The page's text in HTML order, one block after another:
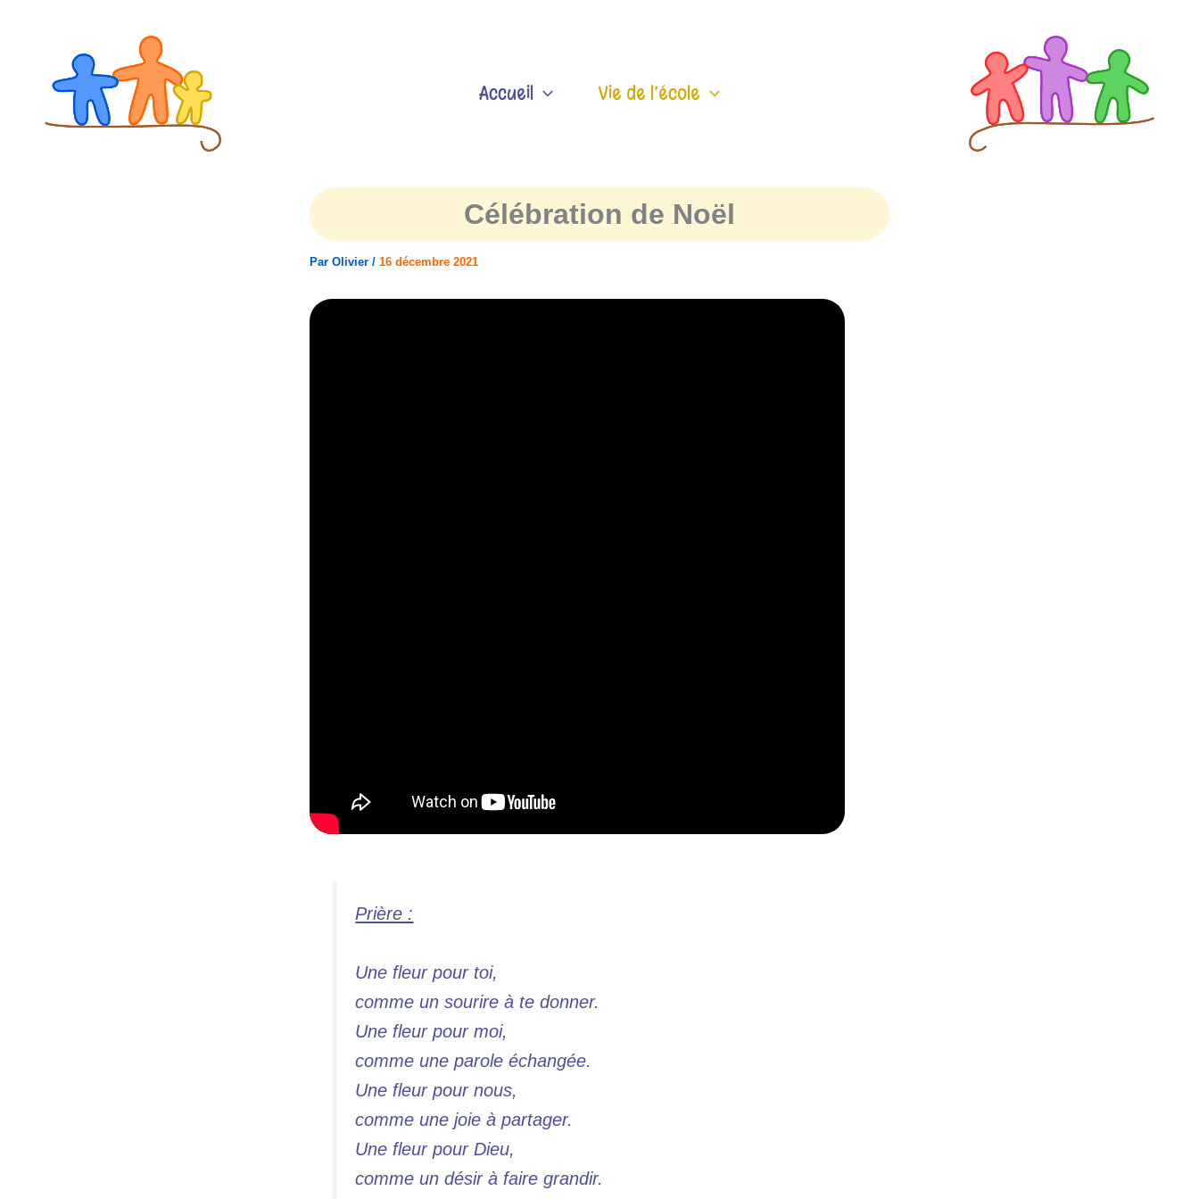
Accueil Vie de l’école
Célébration de Noël
Par Olivier / 16 décembre 2021
Prière :
Une fleur pour toi,
comme un sourire à te donner.
Une fleur pour moi,
comme une parole échangée.
Une fleur pour nous,
comme une joie à partager.
Une fleur pour Dieu,
comme un désir à faire grandir.